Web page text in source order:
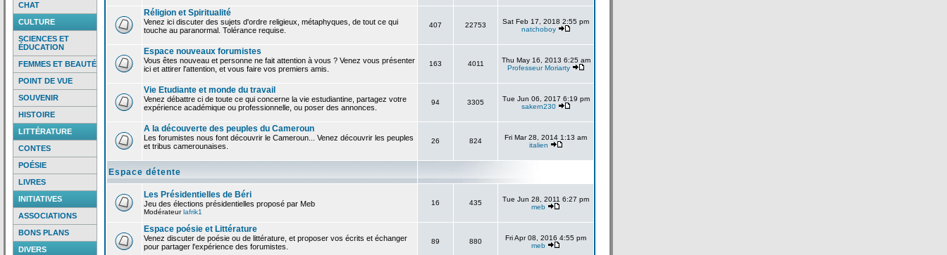
CHAT
CULTURE
SCIENCES ET
ÉDUCATION
FEMMES ET BEAUTÉ
POINT DE VUE
SOUVENIR
HISTOIRE
LITTÉRATURE
CONTES
POÉSIE
LIVRES
INITIATIVES
ASSOCIATIONS
BONS PLANS
DIVERS
Réligion et Spiritualité
Venez ici discuter des sujets d'ordre religieux, métaphyques, de tout ce qui
touche au paranormal. Tolérance requise.
407 22753
Sat Feb 17, 2018 2:55 pm
natchoboy
Espace nouveaux forumistes
Vous êtes nouveau et personne ne fait attention à vous ? Venez vous présenter
ici et attirer l'attention, et vous faire vos premiers amis.
163 4011
Thu May 16, 2013 6:25 am
Professeur Moriarty
Vie Etudiante et monde du travail
Venez débattre ci de toute ce qui concerne la vie estudiantine, partagez votre
expérience académique ou professionnelle, ou poser des annonces.
94 3305
Tue Jun 06, 2017 6:19 pm
sakern230
A la découverte des peuples du Cameroun
Les forumistes nous font découvrir le Cameroun... Venez découvrir les peuples
et tribus camerounaises.
26 824
Fri Mar 28, 2014 1:13 am
italien
Espace détente
Les Présidentielles de Béri
Jeu des élections présidentielles proposé par Meb
Modérateurlafrik1
16 435
Tue Jun 28, 2011 6:27 pm
meb
Espace poésie et Littérature
Venez discuter de poésie ou de littérature, et proposer vos écrits et échanger
pour partager l'expérience des forumistes.
89 880
Fri Apr 08, 2016 4:55 pm
meb